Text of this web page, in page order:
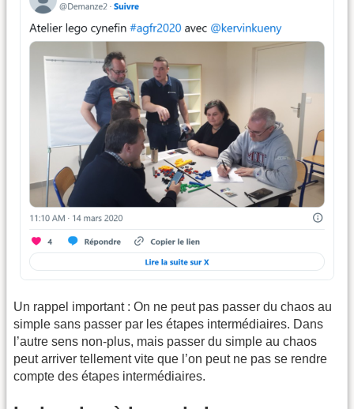
Un rappel important : On ne peut pas passer du chaos au
simple sans passer par les étapes intermédiaires. Dans
l’autre sens non-plus, mais passer du simple au chaos
peut arriver tellement vite que l’on peut ne pas se rendre
compte des étapes intermédiaires.